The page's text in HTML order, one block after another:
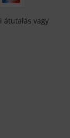
átutalás vagy